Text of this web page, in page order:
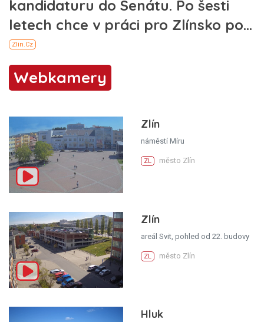
Webkamery
Zlín
náměstí Míru
ZL město Zlín
Zlín
areál Svit, pohled od 22. budovy
ZL město Zlín
Hluk